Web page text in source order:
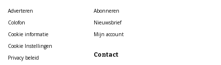
Adverteren
Colofon
Cookie informatie
Cookie Instellingen
Privacy beleid
Abonneren
Nieuwsbrief
Mijn account
Contact